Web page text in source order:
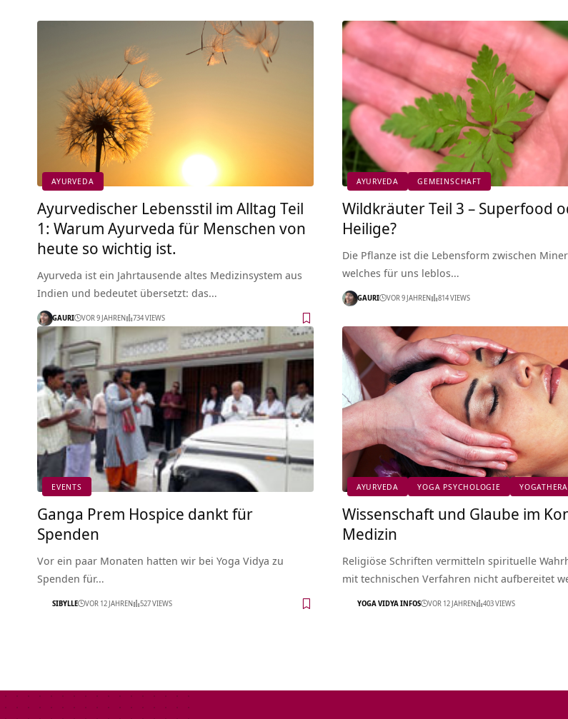
AYURVEDA
Ayurvedischer Lebensstil im Alltag Teil
1: Warum Ayurveda für Menschen von
heute so wichtig ist.
Ayurveda ist ein Jahrtausende altes Medizinsystem aus
Indien und bedeutet übersetzt: das…
GAURI VOR 9 JAHREN 734 VIEWS
AYURVEDA GEMEINSCHAFT
Wildkräuter Teil 3 – Superfood
Heilige?
Die Pflanze ist die Lebensform zwischen
welches für uns leblos…
GAURI VOR 9 JAHREN 814 VIEWS
EVENTS
Ganga Prem Hospice dankt für
Spenden
Vor ein paar Monaten hatten wir bei Yoga Vidya zu
Spenden für…
SIBYLLE VOR 12 JAHREN 527 VIEWS
AYURVEDA YOGA PSYCHOLOGIE
Wissenschaft und Glaube im
Medizin
Religiöse Schriften vermitteln spirituelle
mit technischen Verfahren nicht aufbereitet
YOGA VIDYA INFOS VOR 12 JAHREN 403 VIEWS